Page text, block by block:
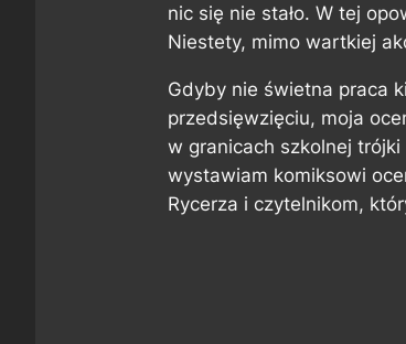
nic się nie stało. W tej
Niestety, mimo wartkiej
Gdyby nie świetna praca
przedsięwzięciu, moja
w granicach szkolnej
wystawiam komiksowi
Rycerza i czytelnikom,